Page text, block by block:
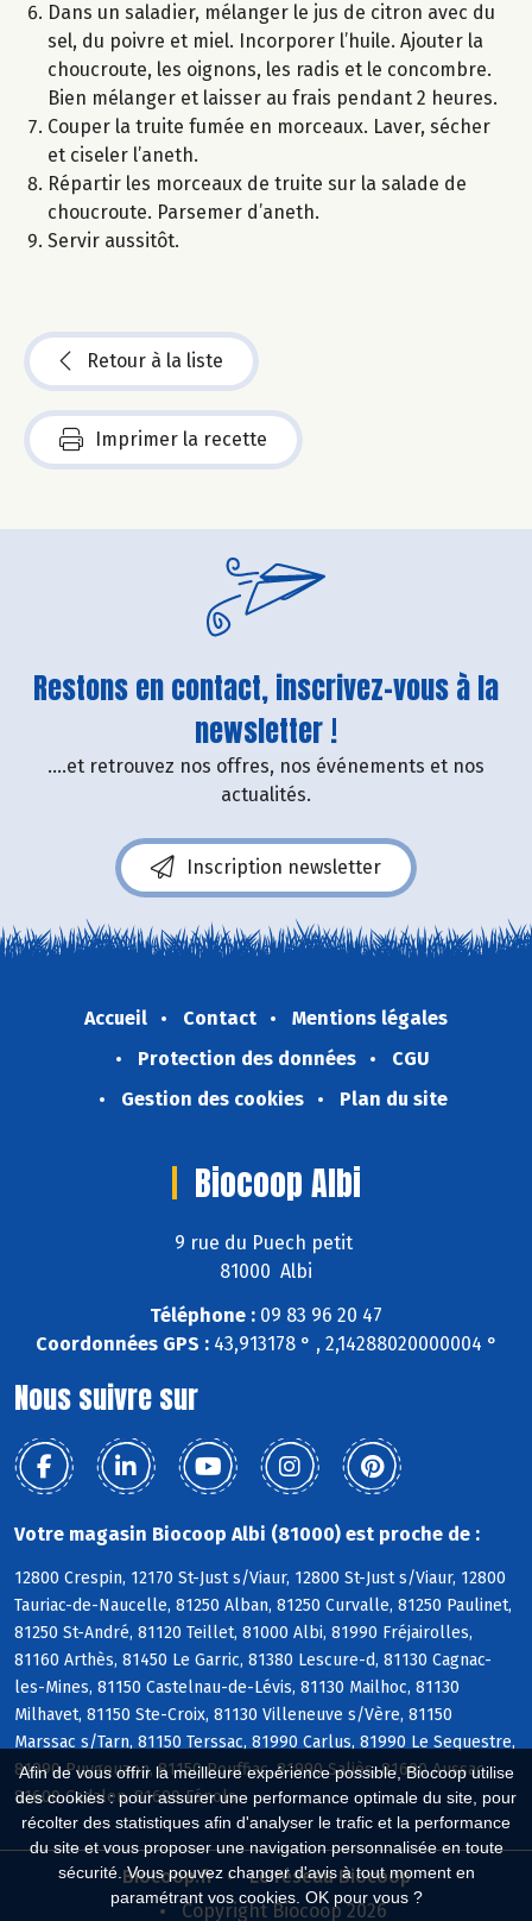
Afin de vous offrir la meilleure expérience possible, Biocoop utilise
des cookies : pour assurer une performance optimale du site, pour
récolter des statistiques afin d'analyser le trafic et la performance
du site et vous proposer une navigation personnalisée en toute
sécurité. Vous pouvez changer d'avis à tout moment en
paramétrant vos cookies. OK pour vous ?
Dans un saladier, mélanger le jus de citron avec du
sel, du poivre et miel. Incorporer l’huile. Ajouter la
choucroute, les oignons, les radis et le concombre.
Bien mélanger et laisser au frais pendant 2 heures.
Couper la truite fumée en morceaux. Laver, sécher
et ciseler l’aneth.
Répartir les morceaux de truite sur la salade de
choucroute. Parsemer d’aneth.
Servir aussitôt.
Retour à la liste
Imprimer la recette
Restons en contact, inscrivez-vous à la
newsletter !
....et retrouvez nos offres, nos événements et nos
actualités.
Inscription newsletter
Accueil Contact
Mentions légales
Protection des données
CGU
Gestion des cookies
Plan du site
Biocoop Albi
9 rue du Puech petit
81000 Albi
Téléphone : 09 83 96 20 47
Coordonnées GPS :43,913178 ° , 2,14288020000004 °
Nous suivre sur
Votre magasin Biocoop Albi (81000) est proche de :
12800 Crespin, 12170 St-Just s/Viaur, 12800 St-Just s/Viaur, 12800
Tauriac-de-Naucelle, 81250 Alban, 81250 Curvalle, 81250 Paulinet,
81250 St-André, 81120 Teillet, 81000 Albi, 81990 Fréjairolles,
81160 Arthès, 81450 Le Garric, 81380 Lescure-d, 81130 Cagnac-
les-Mines, 81150 Castelnau-de-Lévis, 81130 Mailhoc, 81130
Milhavet, 81150 Ste-Croix, 81130 Villeneuve s/Vère, 81150
Marssac s/Tarn, 81150 Terssac, 81990 Carlus, 81990 Le Sequestre,
81990 Puygouzon, 81150 Rouffiac, 81990 Saliès, 81600 Aussac,
81600 Cadalen, 81600 Fénols
Biocoop.fr
Le réseau Biocoop
Copyright Biocoop 2026